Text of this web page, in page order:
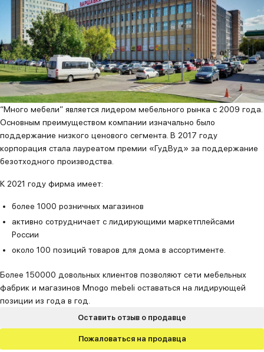
Оставить отзыв о продавце
Пожаловаться на продавца
“Много мебели” является лидером мебельного рынка с 2009 года.
Основным преимуществом компании изначально было
поддержание низкого ценового сегмента. В 2017 году
корпорация стала лауреатом премии «ГудВуд» за поддержание
безотходного производства.
К 2021 году фирма имеет:
более 1000 розничных магазинов
активно сотрудничает с лидирующими маркетплейсами
России
около 100 позиций товаров для дома в ассортименте.
Более 150000 довольных клиентов позволяют сети мебельных
фабрик и магазинов Mnogo mebeli оставаться на лидирующей
позиции из года в год.